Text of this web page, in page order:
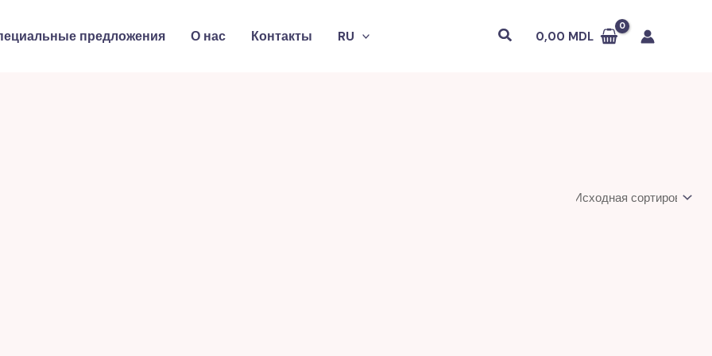
предложения О нас Контакты RU Поиск0,00 MDL